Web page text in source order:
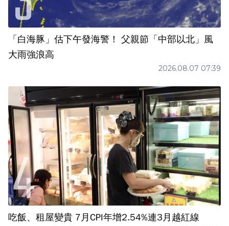
「白海豚」估下午發海警！ 父親節「中部以北」風
大雨強浪高
2026.08.07 07:39
吃飯、租屋變貴 7月CPI年增2.54%連3月越紅線